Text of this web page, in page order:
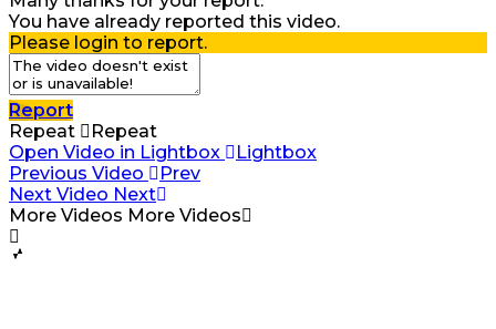
You have already reported this video.
Please login to report.
Report
Repeat
Repeat
Open Video in Lightbox
Lightbox
Previous Video
Prev
Next Video Next
More Videos More Videos